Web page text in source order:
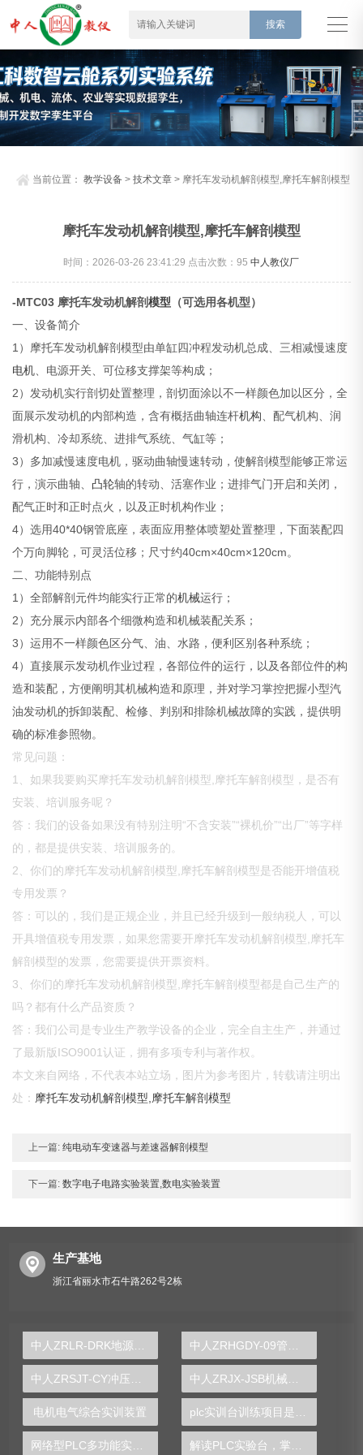
当前位置：教学设备 >技术文章 > 摩托车发动机解剖模型,摩托车解剖模型
摩托车发动机解剖模型,摩托车解剖模型
时间：2026-03-26 23:41:29 点击次数：95中人教仪厂
-MTC03 摩托车发动机解剖模型 （可选用各机型）
一、设备简介
1）摩托车发动机解剖模型由单缸四冲程发动机总成、三相减慢速度
电机、电源开关、可位移支撑架等构成；
2）发动机实行剖切处置整理，剖切面涂以不一样颜色加以区分，全
面展示发动机的内部构造，含有概括曲轴连杆机构、配气机构、润
滑机构、冷却系统、进排气系统、气缸等；
3）多加减慢速度电机，驱动曲轴慢速转动，使解剖模型能够正常运
行，演示曲轴、 凸轮轴的转动、活塞作业；进排气门开启和关闭，
配气正时和正时点火，以及正时机构作业；
4）选用40*40钢管底座，表面应用整体喷塑处置整理，下面装配四
个万向脚轮，可灵活位移；尺寸约40cm×40cm×120cm。
二、功能特别点
1）全部解剖元件均能实行正常的机械运行；
2）充分展示内部各个细微构造和机械装配关系；
3）运用不一样颜色区分气、油、水路，便利区别各种系统；
4）直接展示发动机作业过程，各部位件的运行，以及各部位件的构
造和装配，方便阐明其机械构造和原理，并对学习掌控把握小型汽
油发动机的拆卸装配、检修、判别和排除机械故障的实践，提供明
确的标准参照物。
常见问题：
1、如果我要购买摩托车发动机解剖模型,摩托车解剖模型，是否有
安装、培训服务呢？
答：我们的设备如果没有特别注明“不含安装”“裸机价”“出厂”等字样
的，都是提供安装、培训服务的。
2、你们的摩托车发动机解剖模型,摩托车解剖模型是否能开增值税
专用发票？
答：可以的，我们是正规企业，并且已经升级到一般纳税人，可以
开具增值税专用发票，如果您需要开摩托车发动机解剖模型,摩托车
解剖模型的发票，您需要提供开票资料。
3、你们的摩托车发动机解剖模型,摩托车解剖模型都是自己生产的
吗？都有什么产品资质？
答：我们公司是专业生产教学设备的企业，完全自主生产，并通过
了最新版ISO9001认证，拥有多项专利与著作权。
本文来自网络，不代表本站立场，图片为参考图片，转载请注明出
处： 摩托车发动机解剖模型,摩托车解剖模型
上一篇: 纯电动车变速器与差速器解剖模型
下一篇: 数字电子电路实验装置,数电实验装置
生产基地
浙江省丽水市石牛路262号2栋
电机电气综合实训装置